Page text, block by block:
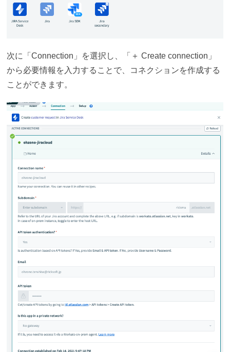
次に「Connection」を選択し、「＋ Create connection」
から必要情報を入力することで、コネクションを作成する
ことができます。